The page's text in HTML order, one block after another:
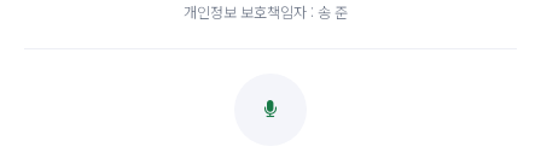
개인정보 보호책임자 : 송 준